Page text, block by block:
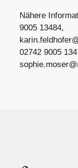
Nähere
9005 13484,
02742 9005